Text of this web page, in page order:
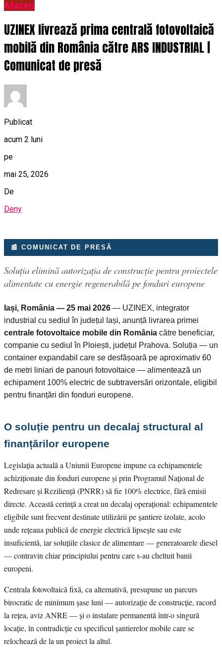
Afaceri
UZINEX livrează prima centrală fotovoltaică
mobilă din România către ARS INDUSTRIAL |
Comunicat de presă
Publicat
acum 2 luni
pe
mai 25, 2026
De
Deny
📰 COMUNICAT DE PRESĂ
Soluția elimină autorizația de construcție pentru proiectele
alimentate cu energie regenerabilă pe fonduri europene
Iași, România — 25 mai 2026 — UZINEX, integrator
industrial cu sediul în județul Iași, anunță livrarea primei
centrale fotovoltaice mobile din România către beneficiar,
companie cu sediul în Ploiești, județul Prahova. Soluția — un
container expandabil care se desfășoară pe aproximativ 60
de metri liniari de panouri fotovoltaice — alimentează un
echipament 100% electric de subtraversări orizontale, eligibil
pentru finanțări din fonduri europene.
O soluție pentru un decalaj structural al
finanțărilor europene
Legislația actuală a Uniunii Europene impune ca echipamentele
achiziționate din fonduri europene și prin Programul Național de
Redresare și Reziliență (PNRR) să fie 100% electrice, fără emisii
directe. Această cerință a creat un decalaj operațional: echipamentele
eligibile sunt frecvent destinate utilizării pe șantiere izolate, acolo
unde rețeaua publică de energie electrică lipsește sau este
insuficientă, iar soluțiile clasice de alimentare — generatoarele diesel
— contravin chiar principiului pentru care s-au cheltuit banii
europeni.
Centrala fotovoltaică fixă, ca alternativă, presupune un parcurs
birocratic de minimum șase luni — autorizație de construcție, racord
la rețea, aviz ANRE — și o instalare permanentă într-o singură
locație, în contradicție cu specificul șantierelor mobile care se
relochează de la un proiect la altul.